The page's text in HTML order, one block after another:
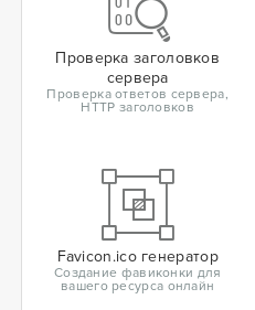
Проверка заголовков
сервера
Проверка ответов сервера,
HTTP заголовков
Favicon.ico генератор
Создание фавиконки для
вашего ресурса онлайн